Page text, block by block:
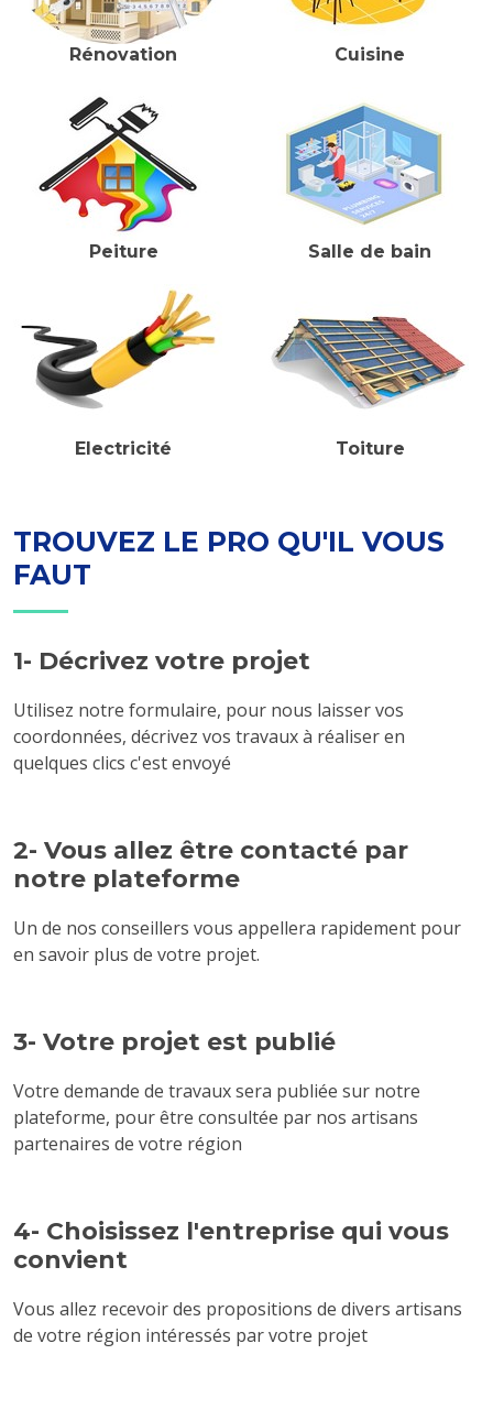
Rénovation Cuisine
Peiture Salle de bain
Electricité Toiture
TROUVEZ LE PRO QU'IL VOUS
FAUT
1- Décrivez votre projet
Utilisez notre formulaire, pour nous laisser vos
coordonnées, décrivez vos travaux à réaliser en
quelques clics c'est envoyé
2- Vous allez être contacté par
notre plateforme
Un de nos conseillers vous appellera rapidement pour
en savoir plus de votre projet.
3- Votre projet est publié
Votre demande de travaux sera publiée sur notre
plateforme, pour être consultée par nos artisans
partenaires de votre région
4- Choisissez l'entreprise qui vous
convient
Vous allez recevoir des propositions de divers artisans
de votre région intéressés par votre projet